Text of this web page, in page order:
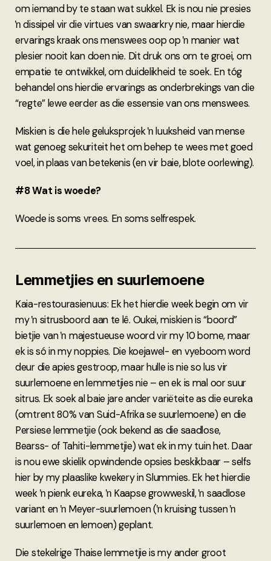
om iemand by te staan wat sukkel. Ek is nou nie presies
ŉ dissipel vir die virtues van swaarkry nie, maar hierdie
ervarings kraak ons menswees oop op ŉ manier wat
plesier nooit kan doen nie. Dit druk ons om te groei, om
empatie te ontwikkel, om duidelikheid te soek. En tóg
behandel ons hierdie ervarings as onderbrekings van die
“regte” lewe eerder as die essensie van ons menswees.
Miskien is die hele geluksprojek ŉ luuksheid van mense
wat genoeg sekuriteit het om behep te wees met goed
voel, in plaas van betekenis (en vir baie, blote oorlewing).
#8 Wat is woede?
Woede is soms vrees. En soms selfrespek.
Lemmetjies en suurlemoene
Kaia-restourasienuus: Ek het hierdie week begin om vir
my ŉ sitrusboord aan te lê. Oukei, miskien is “boord”
bietjie van ŉ majestueuse woord vir my 10 bome, maar
ek is só in my noppies. Die koejawel- en vyeboom word
deur die apies gestroop, maar hulle is nie so lus vir
suurlemoene en lemmetjies nie – en ek is mal oor suur
sitrus. Ek soek al baie jare ander variëteite as die eureka
(omtrent 80% van Suid-Afrika se suurlemoene) en die
Persiese lemmetjie (ook bekend as die saadlose,
Bearss- of Tahiti-lemmetjie) wat ek in my tuin het. Daar
is nou ewe skielik opwindende opsies beskikbaar – selfs
hier by my plaaslike kwekery in Slummies. Ek het hierdie
week ŉ pienk eureka, ŉ Kaapse growweskil, ŉ saadlose
variant en ŉ Meyer-suurlemoen (ŉ kruising tussen ŉ
suurlemoen en lemoen) geplant.
Die stekelrige Thaise lemmetjie is my ander groot